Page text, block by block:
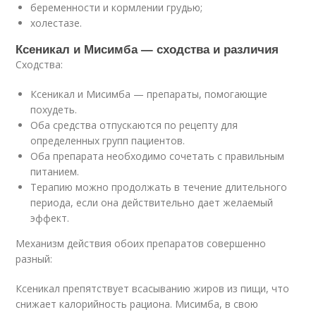
беременности и кормлении грудью;
холестазе.
Ксеникал и Мисимба — сходства и различия
Сходства:
Ксеникал и Мисимба — препараты, помогающие
похудеть.
Оба средства отпускаются по рецепту для
определенных групп пациентов.
Оба препарата необходимо сочетать с правильным
питанием.
Терапию можно продолжать в течение длительного
периода, если она действительно дает желаемый
эффект.
Механизм действия обоих препаратов совершенно
разный:
Ксеникал препятствует всасыванию жиров из пищи, что
снижает калорийность рациона. Мисимба, в свою